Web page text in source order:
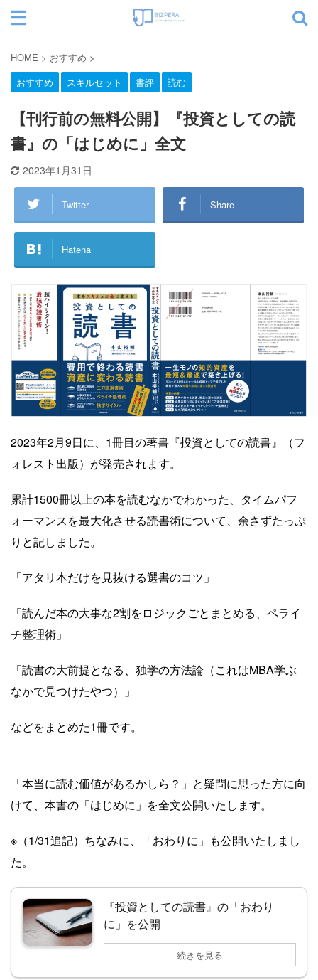
カテゴリー
Yusuke Motoyama
外資系コンサルティング会社を経て、経営大
学院に勤務。年間300冊読むなかで、絶対に
オススメできる本だけを厳選して紹介しま
す。著書『投資としての読書』。
Books&Apps（https://blog.tinect.jp/）にもた
まに寄稿しています。Amazonアソシエイト
プログラム参加中。 執筆など仕事のご依頼
は、問い合わせフォームにてご連絡くださ
い。
HOME > おすすめ >
おすすめ
スキルセット 書評 読む
【刊行前の無料公開】『投資としての読
書』の「はじめに」全文
2023年1月31日
Twitter Share
Hatena
2023年2月9日に、1冊目の著書『投資としての読書』（フ
ォレスト出版）が発売されます。
累計1500冊以上の本を読むなかでわかった、タイムパフ
ォーマンスを最大化させる読書術について、余さずたっぷ
りと記しました。
「アタリ本だけを見抜ける選書のコツ」
「読んだ本の大事な2割をロジックごとまとめる、ペライ
チ整理術」
「読書の大前提となる、独学の方法論（これはMBA学ぶ
なかで見つけたやつ）」
などをまとめた1冊です。
「本当に読む価値があるかしら？」と疑問に思った方に向
けて、本書の「はじめに」を全文公開いたします。
※（1/31追記）ちなみに、「おわりに」も公開いたしまし
た。
『投資としての読書』の「おわり
に」を公開
続きを見る